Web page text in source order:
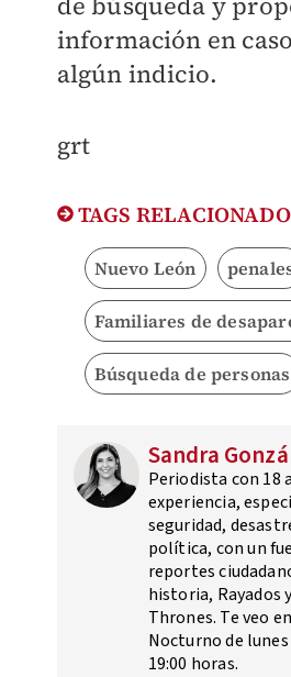
información en
algún indicio.
grt
TAGS
Nuevo León
Familiares de
Búsqueda de personas
Sandra
Periodista con 18
experiencia,
seguridad,
política, con un
reportes
historia, Rayados
Thrones. Te veo
Nocturno de
19:00 horas.